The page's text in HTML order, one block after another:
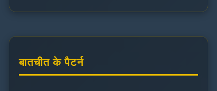
बातचीत के पैटर्न